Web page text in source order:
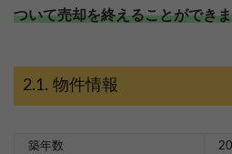
ついて売却を終えることができ
物件情報
築年数